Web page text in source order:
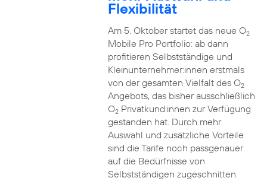
Flexibilität
Am 5. Oktober startet das neue O2
Mobile Pro Portfolio: ab dann
profitieren Selbstständige und
Kleinunternehmer:innen erstmals
von der gesamten Vielfalt des O2
Angebots, das bisher ausschließlich
O2Privatkund:innen zur Verfügung
gestanden hat. Durch mehr
Auswahl und zusätzliche Vorteile
sind die Tarife noch passgenauer
auf die Bedürfnisse von
Selbstständigen zugeschnitten.